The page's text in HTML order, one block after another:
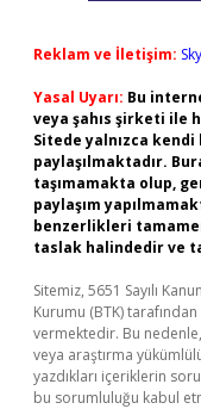
Reklam ve İletişim:
Yasal Uyarı: Bu
veya şahıs şirketi ile
Sitede yalnızca kendi
paylaşılmaktadır.
taşımamakta olup,
paylaşım
benzerlikleri
taslak halindedir ve
Sitemiz, 5651 Sayılı
Kurumu (BTK)
vermektedir. Bu
veya araştırma
yazdıkları içeriklerin
bu sorumluluğu kabul